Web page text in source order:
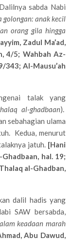
sabda Nabi
anak kecil
orang gila hingga
Zadul Ma’ad,
4/5; Wahbah Az-
343; Al-Mausu’ah
talak yang
al-ghadbaan).
sebahagian ulama
Kedua, menurut
jatuh.[Hani
hal. 19;
al-Ghadban,
dalil hadis yang
SAW bersabda,
keadaan marah
Abu Dawud,